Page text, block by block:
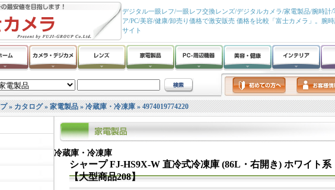
デジタル一眼レフ/一眼レフ交換レンズ/デジタルカメラ/家電製品/腕時
ア/PC/美容/健康/卸売り価格で激安販売 価格を比較「富士カメラ」。腕
サイト
»カタログ»家電製品»冷蔵庫・冷凍庫»4974019774220
冷蔵庫・冷凍庫
シャープ FJ-HS9X-W 直冷式冷凍庫 (86L・右開き) ホワイト
【大型商品208】